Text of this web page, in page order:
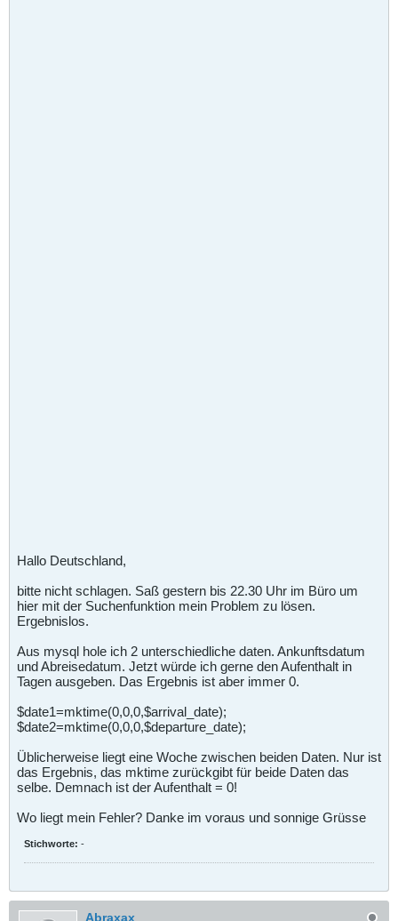
Hallo Deutschland,
bitte nicht schlagen. Saß gestern bis 22.30 Uhr im Büro um
hier mit der Suchenfunktion mein Problem zu lösen.
Ergebnislos.
Aus mysql hole ich 2 unterschiedliche daten. Ankunftsdatum
und Abreisedatum. Jetzt würde ich gerne den Aufenthalt in
Tagen ausgeben. Das Ergebnis ist aber immer 0.
$date1=mktime(0,0,0,$arrival_date);
$date2=mktime(0,0,0,$departure_date);
Üblicherweise liegt eine Woche zwischen beiden Daten. Nur ist
das Ergebnis, das mktime zurückgibt für beide Daten das
selbe. Demnach ist der Aufenthalt = 0!
Wo liegt mein Fehler? Danke im voraus und sonnige Grüsse
Stichworte: -
Abraxax